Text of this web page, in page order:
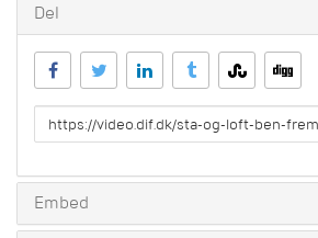
Del
URL
to
Embed